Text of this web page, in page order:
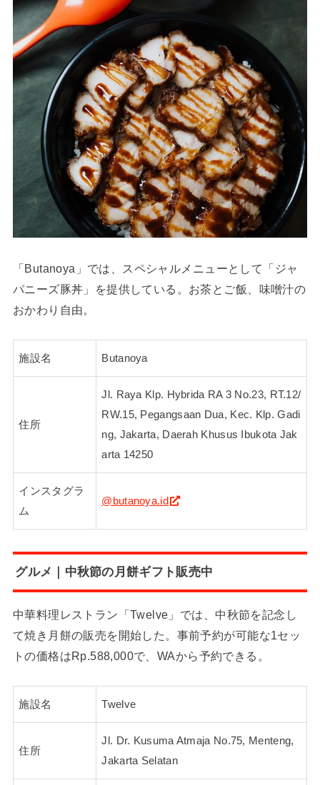
「Butanoya」では、スペシャルメニューとして「ジャ
パニーズ豚丼」を提供している。お茶とご飯、味噌汁の
おかわり自由。
施設名 Butanoya
住所
Jl. Raya Klp. Hybrida RA 3 No.23, RT.12/
RW.15, Pegangsaan Dua, Kec. Klp. Gadi
ng, Jakarta, Daerah Khusus Ibukota Jak
arta 14250
インスタグラ
ム
@butanoya.id
グルメ｜中秋節の月餅ギフト販売中
中華料理レストラン「Twelve」では、中秋節を記念し
て焼き月餅の販売を開始した。事前予約が可能な1セッ
トの価格はRp.588,000で、WAから予約できる。
施設名 Twelve
住所
Jl. Dr. Kusuma Atmaja No.75, Menteng,
Jakarta Selatan